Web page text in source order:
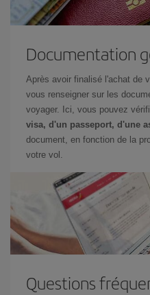
Documentation
Après avoir finalisé l'achat de
vous renseigner sur les
voyager. Ici, vous pouvez
visa, d'un passeport, d'une
document, en fonction de la
votre vol.
Questions